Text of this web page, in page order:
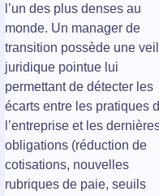
l’un des plus denses au
monde. Un manager de
transition possède une
juridique pointue lui
permettant de détecter les
écarts entre les pratiques
l’entreprise et les
obligations (réduction de
cotisations, nouvelles
rubriques de paie, seuils